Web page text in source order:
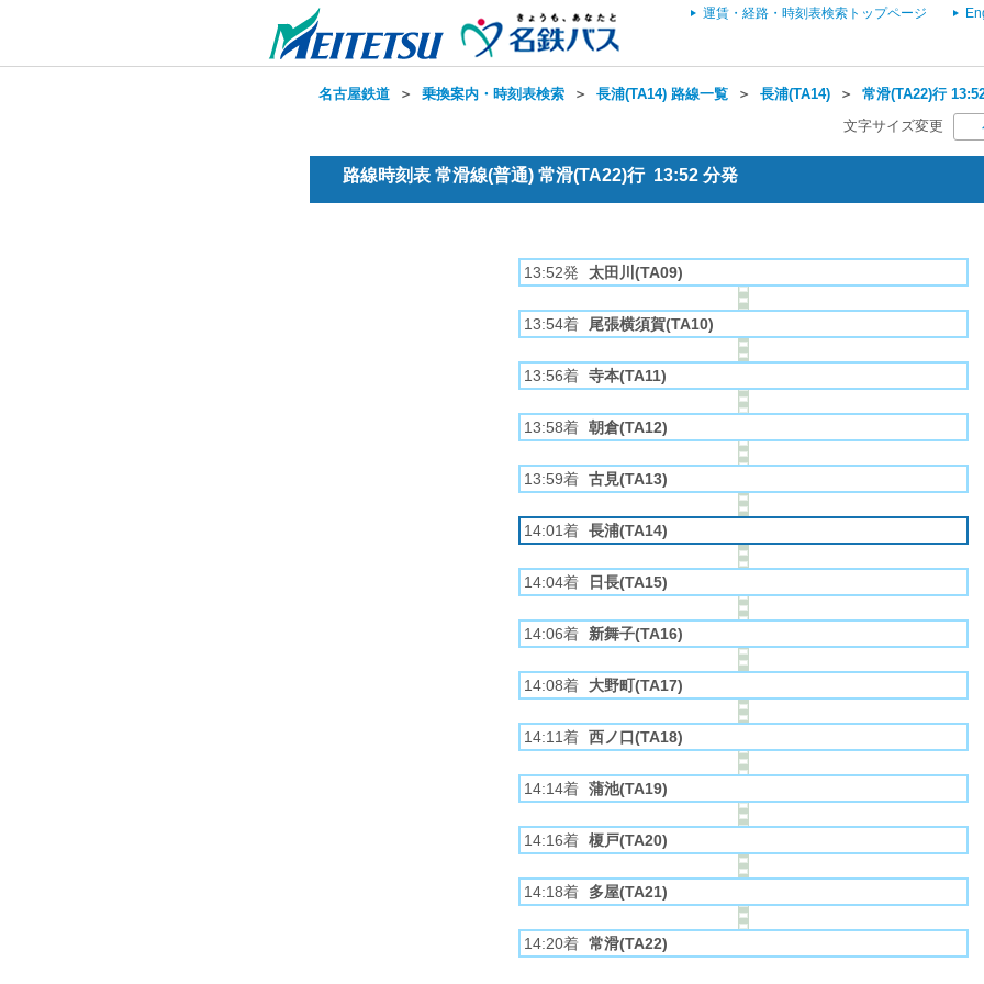
運賃・経路・時刻表検索トップページ
名古屋鉄道 ＞ 乗換案内・時刻表検索 ＞ 長浦(TA14) 路線一覧 ＞ 長浦(TA14) ＞ 常滑(TA22)行
文字サイズ変更
路線時刻表 常滑線(普通) 常滑(TA22)行 13:52 分発
13:52発 太田川(TA09)
13:54着 尾張横須賀(TA10)
13:56着 寺本(TA11)
13:58着 朝倉(TA12)
13:59着 古見(TA13)
14:01着 長浦(TA14)
14:04着 日長(TA15)
14:06着 新舞子(TA16)
14:08着 大野町(TA17)
14:11着 西ノ口(TA18)
14:14着 蒲池(TA19)
14:16着 榎戸(TA20)
14:18着 多屋(TA21)
14:20着 常滑(TA22)